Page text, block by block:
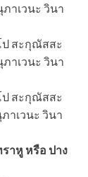
าเวนะ วินา
สะกุณัสสะ
าเวนะ วินา
สะกุณัสสะ
าเวนะ วินา
าหู หรือ ปาง